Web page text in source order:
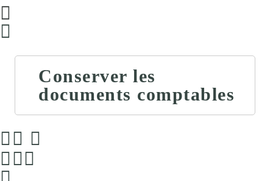
Conserver les
documents comptables